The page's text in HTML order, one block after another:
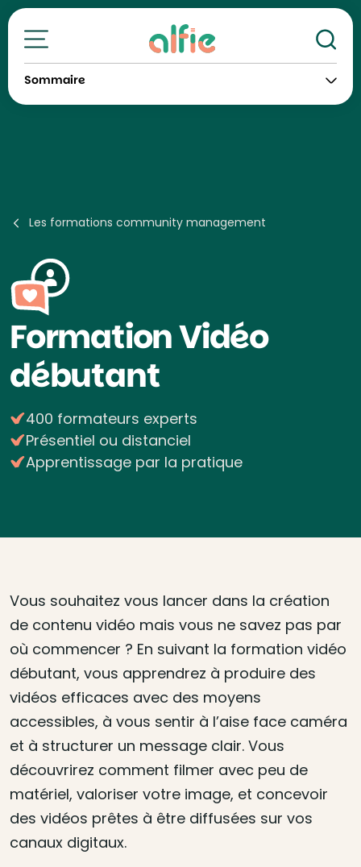
Toutes nos formations
Sommaire
Les formations community management
FormationVidéo
débutant
400 formateurs experts
Présentiel ou distanciel
Apprentissage par la pratique
Vous souhaitez vous lancer dans la création
de contenu vidéo mais vous ne savez pas par
où commencer ? En suivant la formation vidéo
débutant, vous apprendrez à produire des
vidéos efficaces avec des moyens
accessibles, à vous sentir à l’aise face caméra
et à structurer un message clair. Vous
découvrirez comment filmer avec peu de
matériel, valoriser votre image, et concevoir
des vidéos prêtes à être diffusées sur vos
canaux digitaux.